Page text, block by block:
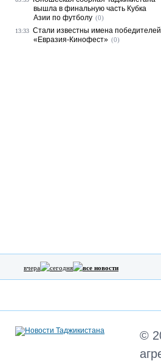
вышла в финальную часть Кубка
Азии по футболу (0)
13:33 Стали известны имена победителей
«Евразия-Кинофест» (0)
вчера сегодня все новости
©